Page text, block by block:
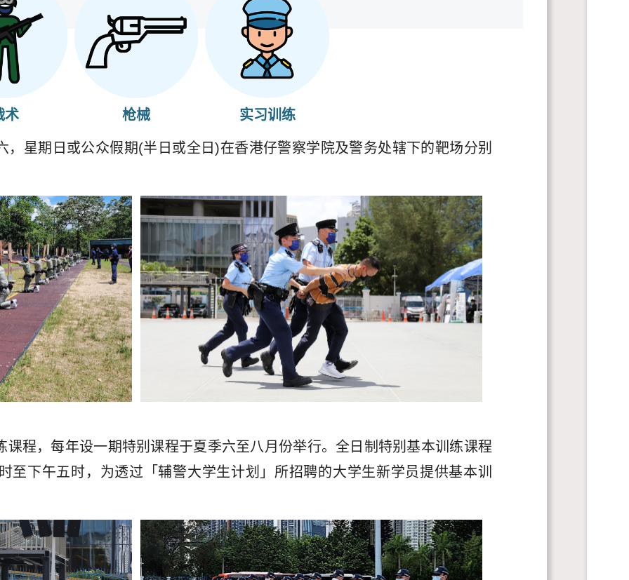
术 枪械 实习训练
，星期日或公众假期(半日或全日)在香港仔警察学院及警务处辖下的靶场分别
程，每年设一期特别课程于夏季六至八月份举行。全日制特别基本训练课程
至下午五时，为透过「辅警大学生计划」所招聘的大学生新学员提供基本训